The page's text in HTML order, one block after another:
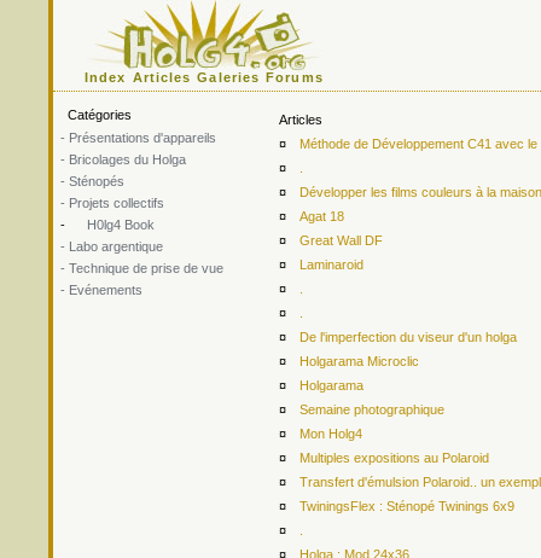
Index Articles Galeries Forums
Catégories
- Présentations d'appareils
- Bricolages du Holga
- Sténopés
- Projets collectifs
-
H0lg4 Book
- Labo argentique
- Technique de prise de vue
- Evénements
Articles
¤
Méthode de Développement C41 avec
¤
¤
Développer les films couleurs à la
¤
Agat 18
¤
Great Wall DF
¤
Laminaroid
¤
¤
¤
De l'imperfection du viseur d'un holga
¤
Holgarama Microclic
¤
Holgarama
¤
Semaine photographique
¤
Mon Holg4
¤
Multiples expositions au Polaroid
¤
Transfert d'émulsion Polaroid.. un
¤
TwiningsFlex : Sténopé Twinings 6x9
¤
¤
Holga : Mod 24x36